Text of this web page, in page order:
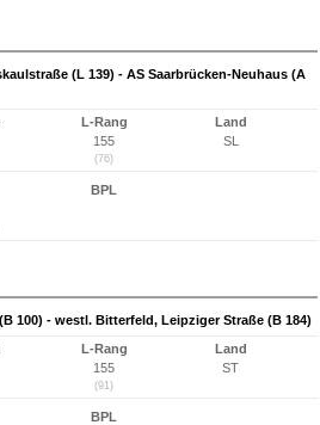
(L 139) - AS Saarbrücken-Neuhaus (A
L-Rang
155
(76)
Land
SL
BPL
100) - westl. Bitterfeld, Leipziger Straße (B 184)
L-Rang
155
(91)
Land
ST
BPL